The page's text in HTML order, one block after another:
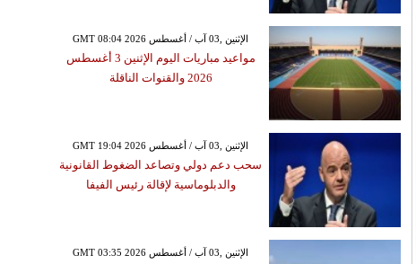
GMT 08:04 2026 الإثنين ,03 آب / أغسطس
مواعيد مباريات اليوم الإثنين 3 أغسطس
2026 والقنوات الناقلة
GMT 19:04 2026 الإثنين ,03 آب / أغسطس
سحب دعم دولي وتصاعد الضغوط القانونية
والدبلوماسية لإقالة رئيس الفيفا
GMT 03:35 2026 الإثنين ,03 آب / أغسطس